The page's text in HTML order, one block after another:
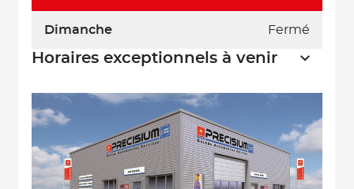
Dimanche Fermé
Horaires exceptionnels à venir